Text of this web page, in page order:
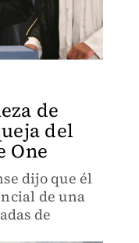
de
del
One
dijo que él
de una
de